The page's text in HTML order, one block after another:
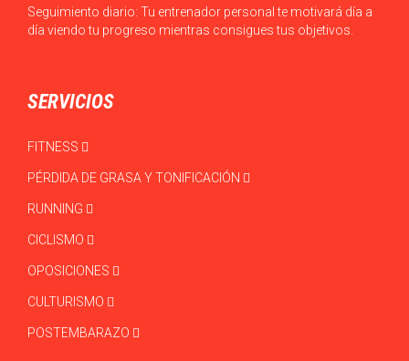
Seguimiento diario: Tu entrenador personal te motivará día a
día viendo tu progreso mientras consigues tus objetivos.
SERVICIOS
FITNESS
PÉRDIDA DE GRASA Y TONIFICACIÓN
RUNNING
CICLISMO
OPOSICIONES
CULTURISMO
POSTEMBARAZO